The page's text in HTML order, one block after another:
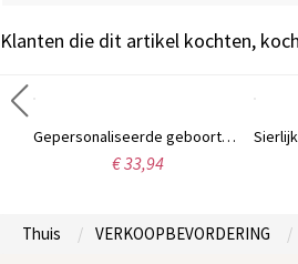
Klanten die dit artikel kochten,
Gepersonaliseerde geboortebloem ring met gravure
€ 33,94
Thuis VERKOOPBEVORDERING